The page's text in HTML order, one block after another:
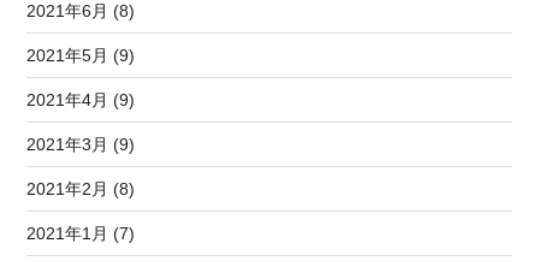
2021年6月 (8)
2021年5月 (9)
2021年4月 (9)
2021年3月 (9)
2021年2月 (8)
2021年1月 (7)